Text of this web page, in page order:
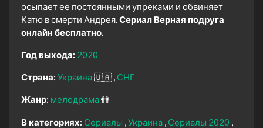
осыпает ее постоянными упреками и обвиняет
Катю в смерти Андрея.Сериал Верная подруга
онлайн бесплатно.
Год выхода: 2020
Страна: Украина🇺🇦 СНГ
Жанр: мелодрама👫
В категориях: Сериалы Украина Сериалы 2020